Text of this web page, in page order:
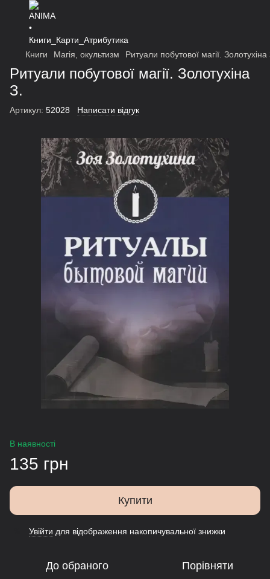
Книги Магія, окультизм Ритуали побутової магії. Золотухіна
Ритуали побутової магії. Золотухіна
З.
Артикул: 52028 Написати відгук
В наявності
135 грн
Купити
Увійти для відображення накопичувальної знижки
До обраного Порівняти